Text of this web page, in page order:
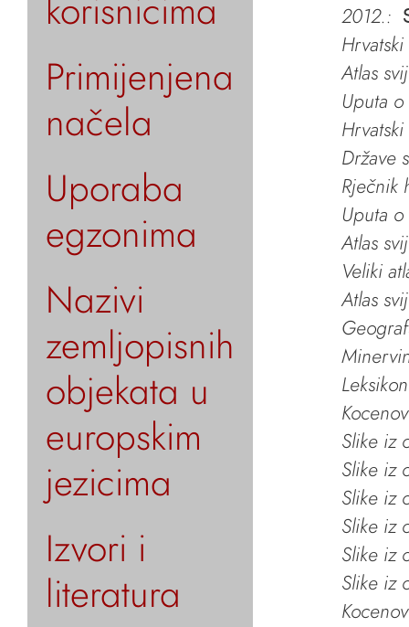
Primijenjena
načela
Uporaba
egzonima
Nazivi
zemljopisnih
objekata u
europskim
jezicima
Izvori i
literatura
2012.:
Atlas
Uputa
Države
Rječnik
Uputa
Atlas
Veliki
Atlas
Slike iz
Slike iz
Slike iz
Slike iz
Slike iz
Slike iz